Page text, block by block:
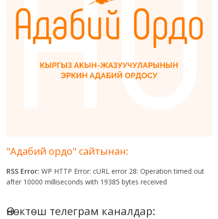
"Адабий ордо" сайтынан:
RSS Error: WP HTTP Error: cURL error 28: Operation timed out
after 10000 milliseconds with 19385 bytes received
Өнөктөш телеграм каналдар: